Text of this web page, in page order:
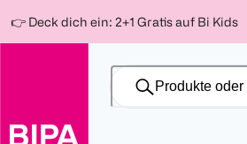
-10%
Für
150 Ös
-15%
Für
300 Ös
-20%
Für
500 Ös
zum
👉 Deck dich ein: 2+1 Gratis auf Bi Kids